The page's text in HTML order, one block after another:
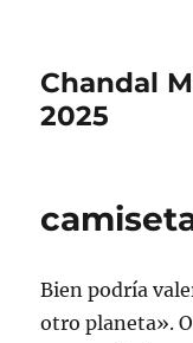
Chandal
2025
Bien podría
otro planeta».